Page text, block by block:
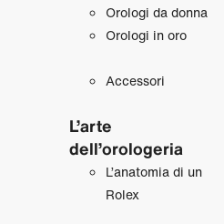
Orologi da donna
Orologi in oro
Accessori
L’arte
dell’orologeria
L’anatomia di un
Rolex